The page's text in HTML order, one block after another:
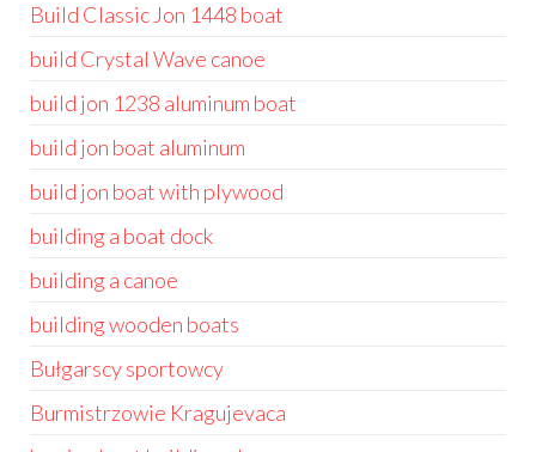
Build Classic Jon 1448 boat
build Crystal Wave canoe
build jon 1238 aluminum boat
build jon boat aluminum
build jon boat with plywood
building a boat dock
building a canoe
building wooden boats
Bułgarscy sportowcy
Burmistrzowie Kragujevaca